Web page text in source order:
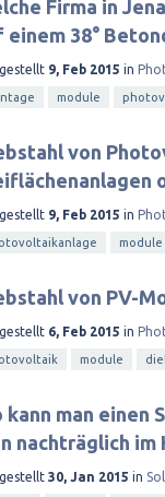
Firma in
einem 38°
9, Feb 2015 in
module
von
9, Feb 2015 in
module
von PV-
6, Feb 2015 in
module
kann man einen
nachträglich im
30, Jan 2015 in